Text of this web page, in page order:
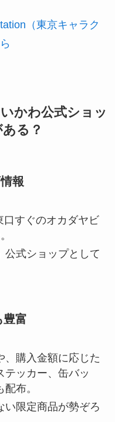
（東京キャラク
かわ公式ショッ
る？
報
口すぐのオカダヤビ
公式ショップとして
豊富
、購入金額に応じた
テッカー、缶バッ
布。
い限定商品が勢ぞろ